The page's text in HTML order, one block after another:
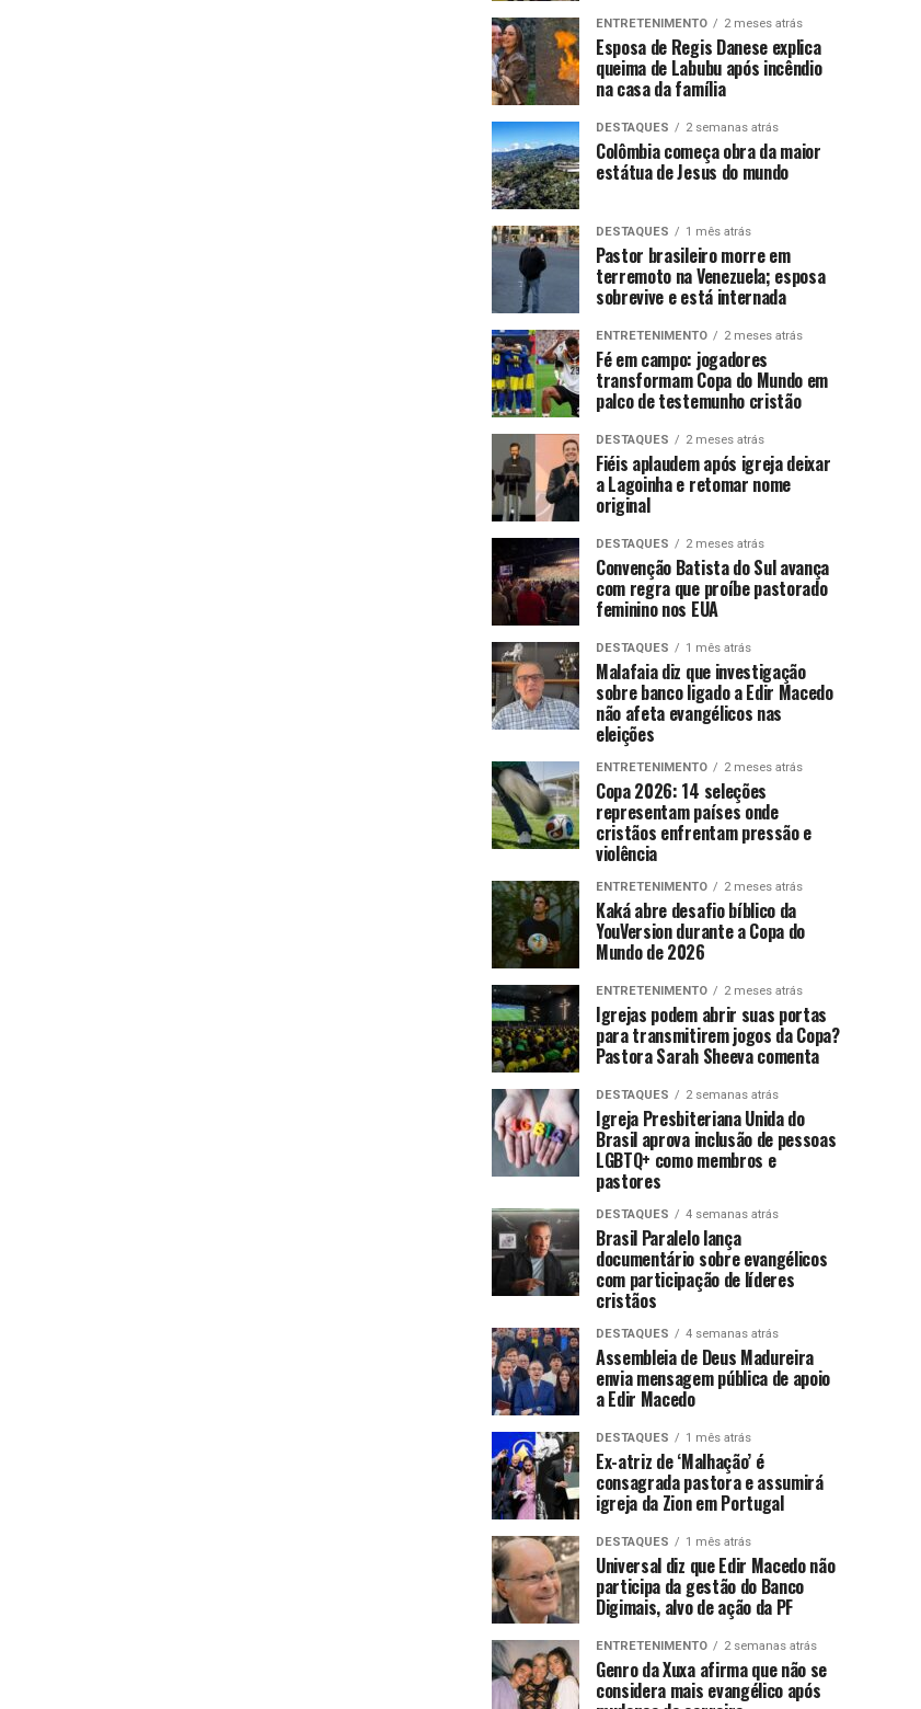
ENTRETENIMENTO 2 meses atrás
Esposa de Regis Danese explica
queima de Labubu após incêndio
na casa da família
DESTAQUES 2 semanas atrás
Colômbia começa obra da maior
estátua de Jesus do mundo
DESTAQUES 1 mês atrás
Pastor brasileiro morre em
terremoto na Venezuela; esposa
sobrevive e está internada
ENTRETENIMENTO 2 meses atrás
Fé em campo: jogadores
transformam Copa do Mundo em
palco de testemunho cristão
DESTAQUES 2 meses atrás
Fiéis aplaudem após igreja deixar
a Lagoinha e retomar nome
original
DESTAQUES 2 meses atrás
Convenção Batista do Sul avança
com regra que proíbe pastorado
feminino nos EUA
DESTAQUES 1 mês atrás
Malafaia diz que investigação
sobre banco ligado a Edir Macedo
não afeta evangélicos nas
eleições
ENTRETENIMENTO 2 meses atrás
Copa 2026: 14 seleções
representam países onde
cristãos enfrentam pressão e
violência
ENTRETENIMENTO 2 meses atrás
Kaká abre desafio bíblico da
YouVersion durante a Copa do
Mundo de 2026
ENTRETENIMENTO 2 meses atrás
Igrejas podem abrir suas portas
para transmitirem jogos da Copa?
Pastora Sarah Sheeva comenta
DESTAQUES 2 semanas atrás
Igreja Presbiteriana Unida do
Brasil aprova inclusão de pessoas
LGBTQ+ como membros e
pastores
DESTAQUES 4 semanas atrás
Brasil Paralelo lança
documentário sobre evangélicos
com participação de líderes
cristãos
DESTAQUES 4 semanas atrás
Assembleia de Deus Madureira
envia mensagem pública de apoio
a Edir Macedo
DESTAQUES 1 mês atrás
Ex-atriz de ‘Malhação’ é
consagrada pastora e assumirá
igreja da Zion em Portugal
DESTAQUES 1 mês atrás
Universal diz que Edir Macedo não
participa da gestão do Banco
Digimais, alvo de ação da PF
ENTRETENIMENTO 2 semanas atrás
Genro da Xuxa afirma que não se
considera mais evangélico após